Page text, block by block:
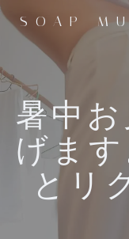
SOAP
暑中
げま
とリ